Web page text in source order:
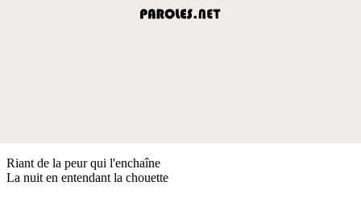
Riant de la peur qui l'enchaîne
La nuit en entendant la chouette